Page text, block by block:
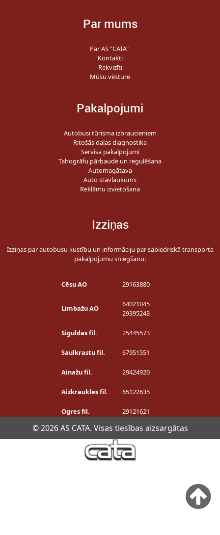
Par mums
Par AS "CATA"
Kontakti
Rekvizīti
Mūsu vēsture
Pakalpojumi
Autobusi tūrisma izbraucieniem
Ritošās daļas diagnostika
Servisa pakalpojumi
Tahogrāfu pārbaude un regulēšana
Automagātava
Auto stāvlaukums
Reklāmu izvietošana
Izziņas
Izziņas par autobusu kustību un informāciju par sabiedriskā transporta
pakalpojumu sniegšanu:
Cēsu AO 29163880
Limbažu AO
64021045
29395243
Siguldas fil. 25445573
Saulkrastu fil. 67951551
Ainažu fil. 29424920
Aizkraukles fil. 65122635
Ogres fil. 29121621
© 2026 AS CATA. Visas tiesības aizsargātas